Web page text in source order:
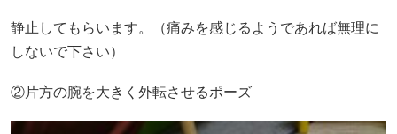
静止してもらいます。（痛みを感じるようであれば無理に
しないで下さい）
②片方の腕を大きく外転させるポーズ